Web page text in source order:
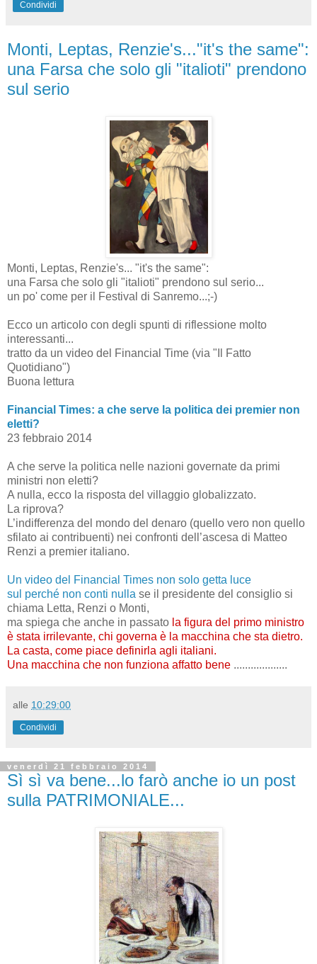
Condividi
Monti, Leptas, Renzie's..."it's the same":
una Farsa che solo gli "italioti" prendono
sul serio
Monti, Leptas, Renzie's... "it's the same":
una Farsa che solo gli "italioti" prendono sul serio...
un po' come per il Festival di Sanremo...;-)
Ecco un articolo con degli spunti di riflessione molto
interessanti...
tratto da un video del Financial Time (via "Il Fatto
Quotidiano")
Buona lettura
Financial Times: a che serve la politica dei premier non
eletti?
23 febbraio 2014
A che serve la politica nelle nazioni governate da primi
ministri non eletti?
A nulla, ecco la risposta del villaggio globalizzato.
La riprova?
L’indifferenza del mondo del denaro (quello vero non quello
sfilato ai contribuenti) nei confronti dell’ascesa di Matteo
Renzi a premier italiano.
Un video del Financial Times non solo getta luce
sul perché non conti nulla se il presidente del consiglio si
chiama Letta, Renzi o Monti,
ma spiega che anche in passato la figura del primo ministro
è stata irrilevante, chi governa è la macchina che sta dietro.
La casta, come piace definirla agli italiani.
Una macchina che non funziona affatto bene ...................
alle 10:29:00
Condividi
venerdì 21 febbraio 2014
Sì sì va bene...lo farò anche io un post
sulla PATRIMONIALE...